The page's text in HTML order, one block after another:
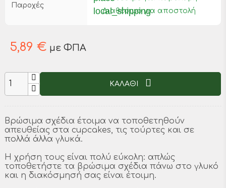
Παροχές
local_shipping
Διαθέσιμο για αποστολή
5,89 € με ΦΠΑ
ΚΑΛΑΘΙ
Βρώσιμα σχέδια έτοιμα να τοποθετηθούν
απευθείας στα cupcakes, τις τούρτες και σε
πολλά άλλα γλυκά.
Η χρήση τους είναι πολύ εύκολη: απλώς
τοποθετήστε τα βρώσιμα σχέδια πάνω στο γλυκό
και η διακόσμησή σας είναι έτοιμη.